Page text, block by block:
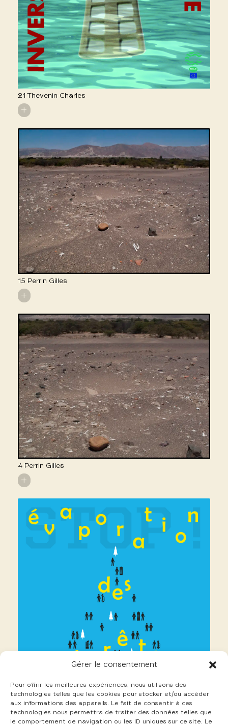
Gérer le consentement
Pour offrir les meilleures expériences, nous utilisons des
technologies telles que les cookies pour stocker et/ou accéder
aux informations des appareils. Le fait de consentir à ces
technologies nous permettra de traiter des données telles que
le comportement de navigation ou les ID uniques sur ce site. Le
21 Thevenin Charles
+
15 Perrin Gilles
+
4 Perrin Gilles
+